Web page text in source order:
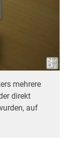
mehrere
direkt
auf